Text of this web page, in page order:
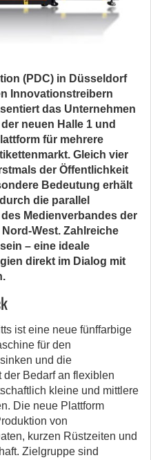
(PDC) in Düsseldorf
Innovationstreibern
das Unternehmen
neuen Halle 1 und
für mehrere
Gleich vier
der Öffentlichkeit
Bedeutung erhält
die parallel
Medienverbandes der
West. Zahlreiche
– eine ideale
direkt im Dialog mit
ist eine neue fünffarbige
für den
und die
Bedarf an flexiblen
kleine und mittlere
Die neue Plattform
von
kurzen Rüstzeiten und
Zielgruppe sind